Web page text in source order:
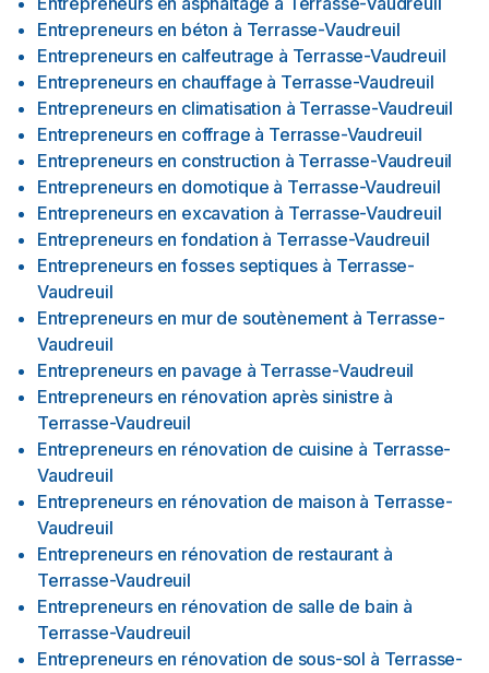
Entrepreneurs en béton à Terrasse-Vaudreuil
Entrepreneurs en calfeutrage à Terrasse-Vaudreuil
Entrepreneurs en chauffage à Terrasse-Vaudreuil
Entrepreneurs en climatisation à Terrasse-Vaudreuil
Entrepreneurs en coffrage à Terrasse-Vaudreuil
Entrepreneurs en construction à Terrasse-Vaudreuil
Entrepreneurs en domotique à Terrasse-Vaudreuil
Entrepreneurs en excavation à Terrasse-Vaudreuil
Entrepreneurs en fondation à Terrasse-Vaudreuil
Entrepreneurs en fosses septiques à Terrasse-
Vaudreuil
Entrepreneurs en mur de soutènement à Terrasse-
Vaudreuil
Entrepreneurs en pavage à Terrasse-Vaudreuil
Entrepreneurs en rénovation après sinistre à
Terrasse-Vaudreuil
Entrepreneurs en rénovation de cuisine à Terrasse-
Vaudreuil
Entrepreneurs en rénovation de maison à Terrasse-
Vaudreuil
Entrepreneurs en rénovation de restaurant à
Terrasse-Vaudreuil
Entrepreneurs en rénovation de salle de bain à
Terrasse-Vaudreuil
Entrepreneurs en rénovation de sous-sol à Terrasse-